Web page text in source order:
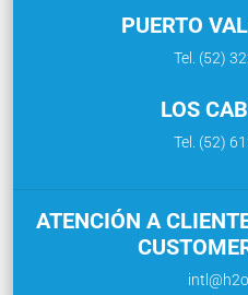
PUERTO
Tel. (52)
LOS
Tel. (52)
ATENCIÓN A